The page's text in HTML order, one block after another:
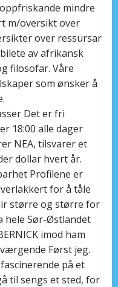
mindre
m/oversikt over
over ressursar
av afrikansk
filosofar. Våre
som ønsker å
Det er fri
18:00 alle dager
NEA, tilsvarer et
dollar hvert år.
Profilene er
for å tåle
større og større for
hele Sør-Østlandet
imod ham
Først jeg.
på et
til sengs et sted, for